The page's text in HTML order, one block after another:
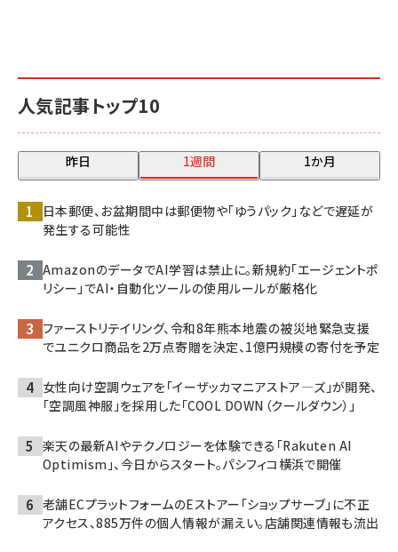
人気記事トップ10
昨日 1週間 1か月
日本郵便、お盆期間中は郵便物や「ゆうパック」などで遅延が
発生する可能性
AmazonのデータでAI学習は禁止に。新規約「エージェントポ
リシー」でAI・自動化ツールの使用ルールが厳格化
ファーストリテイリング、令和8年熊本地震の被災地緊急支援
でユニクロ商品を2万点寄贈を決定、1億円規模の寄付を予定
女性向け空調ウェアを「イーザッカマニアストア―ズ」が開発、
「空調風神服」を採用した「COOL DOWN（クールダウン）」
楽天の最新AIやテクノロジーを体験できる「Rakuten AI
Optimism」、今日からスタート。パシフィコ横浜で開催
老舗ECプラットフォームのEストアー「ショップサーブ」に不正
アクセス、885万件の個人情報が漏えい。店舗関連情報も流出